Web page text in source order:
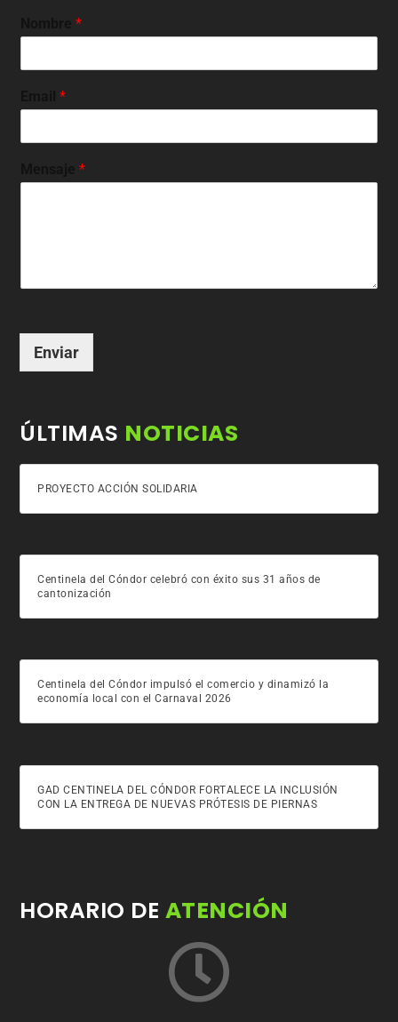
Nombre*
Email*
Mensaje*
Enviar
ÚLTIMAS NOTICIAS
PROYECTO ACCIÓN SOLIDARIA
Centinela del Cóndor celebró con éxito sus 31 años de
cantonización
Centinela del Cóndor impulsó el comercio y dinamizó la
economía local con el Carnaval 2026
GAD CENTINELA DEL CÓNDOR FORTALECE LA INCLUSIÓN
CON LA ENTREGA DE NUEVAS PRÓTESIS DE PIERNAS
HORARIO DE ATENCIÓN